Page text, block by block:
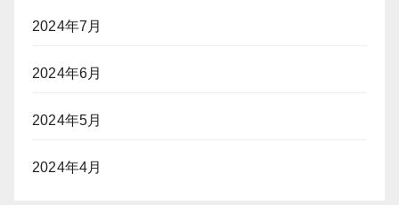
2024年7月
2024年6月
2024年5月
2024年4月